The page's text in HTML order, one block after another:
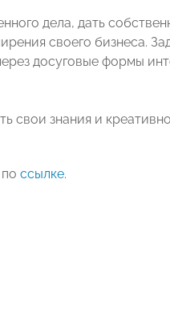
дела, дать
своего бизнеса.
досуговые формы
свои знания и
ссылке.